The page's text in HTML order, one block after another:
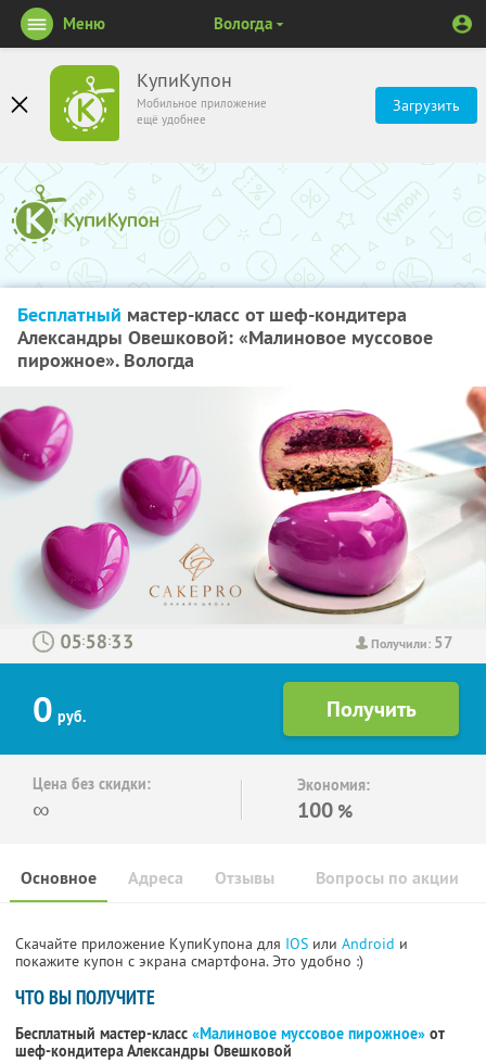
КупиКупон
Мобильное приложение
ещё удобнее
Загрузить
Меню Вологда
Бесплатный мастер-класс от шеф-кондитера
Александры Овешковой: «Малиновое муссовое
пирожное». Вологда
Получили: 57
: :
0 руб.
Цена без скидки:
∞
Экономия:
100 %
Основное Отзывы Вопросы по акции
Адреса
Скачайте приложение КупиКупона для IOS или Android и
покажите купон с экрана смартфона. Это удобно :)
ЧТО ВЫ ПОЛУЧИТЕ
Бесплатный мастер-класс «Малиновое муссовое пирожное» от
шеф-кондитера Александры Овешковой